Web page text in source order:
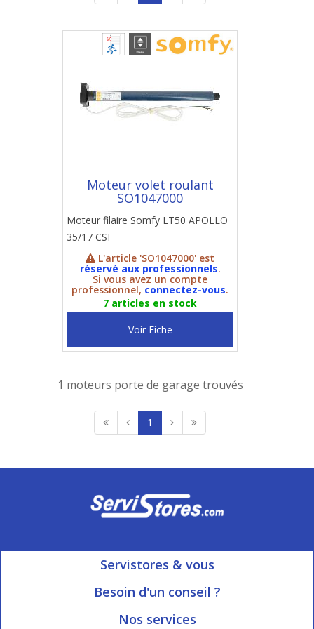
Moteur volet roulant
SO1047000
Moteur filaire Somfy LT50 APOLLO
35/17 CSI
L'article 'SO1047000' est
réservé aux professionnels.
Si vous avez un compte
professionnel, connectez-vous.
7 articles en stock
Voir Fiche
1 moteurs porte de garage trouvés
1
Servistores & vous
Mon compte
Besoin d'un conseil ?
Ouvert du Lundi au Vendredi
Nos services